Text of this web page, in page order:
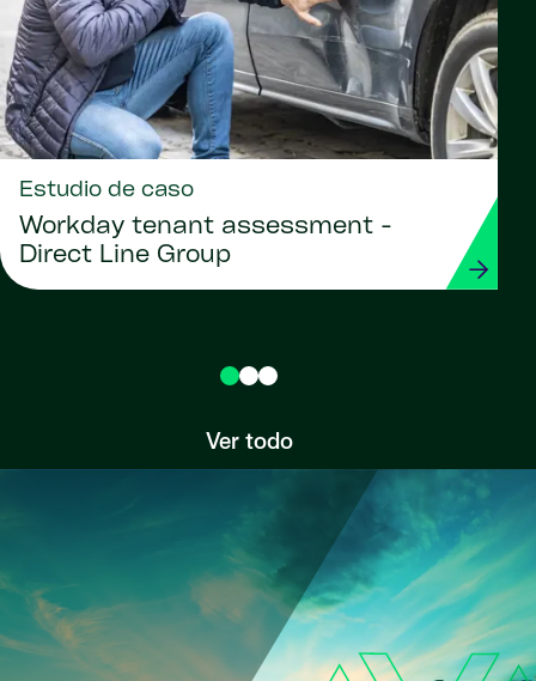
Estudio de caso
Workday tenant assessment -
Direct Line Group
Ver todo